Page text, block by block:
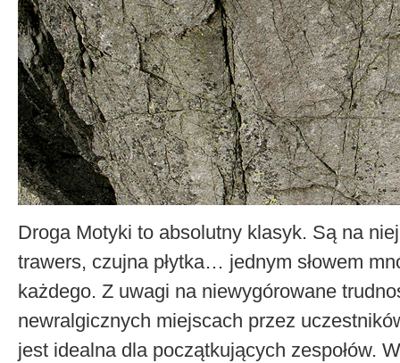
Droga Motyki to absolutny klasyk. Są na
trawers, czujna płytka… jednym słowem
każdego. Z uwagi na niewygórowane
newralgicznych miejscach przez
jest idealna dla początkujących zespołów.